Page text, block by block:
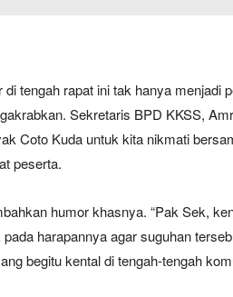
tengah rapat ini tak hanya menjadi
Sekretaris BPD KKSS,
Coto Kuda untuk kita nikmati
peserta.
humor khasnya. “Pak Sek,
harapannya agar suguhan
begitu kental di tengah-tengah